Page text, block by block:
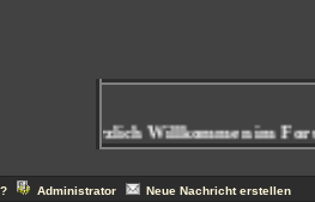
Herzlich Willkommen im
Administrator Neue Nachricht erstellen